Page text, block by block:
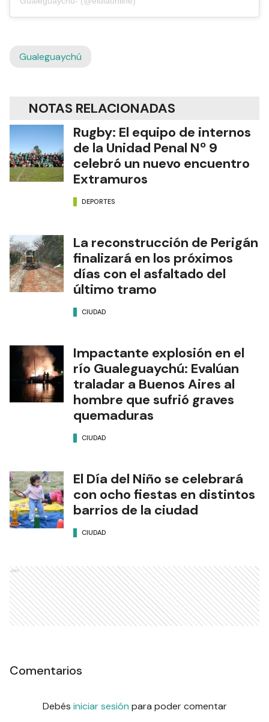
Gualeguaychú
NOTAS RELACIONADAS
Rugby: El equipo de internos
de la Unidad Penal Nº 9
celebró un nuevo encuentro
Extramuros
DEPORTES
La reconstrucción de Perigán
finalizará en los próximos
días con el asfaltado del
último tramo
CIUDAD
Impactante explosión en el
río Gualeguaychú: Evalúan
traladar a Buenos Aires al
hombre que sufrió graves
quemaduras
CIUDAD
El Día del Niño se celebrará
con ocho fiestas en distintos
barrios de la ciudad
CIUDAD
Ads
Comentarios
Debés iniciar sesión para poder comentar